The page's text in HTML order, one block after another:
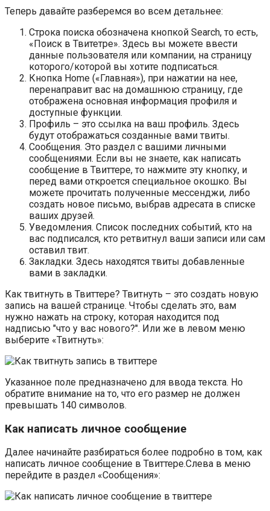
Теперь давайте разберемся во всем детальнее:
Строка поиска обозначена кнопкой Search, то есть,
«Поиск в Твитетре». Здесь вы можете ввести
данные пользователя или компании, на страницу
которого/которой вы хотите подписаться.
Кнопка Home («Главная»), при нажатии на нее,
перенаправит вас на домашнюю страницу, где
отображена основная информация профиля и
доступные функции.
Профиль – это ссылка на ваш профиль. Здесь
будут отображаться созданные вами твиты.
Сообщения. Это раздел с вашими личными
сообщениями. Если вы не знаете, как написать
сообщение в Твиттере, то нажмите эту кнопку, и
перед вами откроется специальное окошко. Вы
можете прочитать полученные мессенджи, либо
создать новое письмо, выбрав адресата в списке
ваших друзей.
Уведомления. Список последних событий, кто на
вас подписался, кто ретвитнул ваши записи или сам
оставил твит.
Закладки. Здесь находятся твиты добавленные
вами в закладки.
Как твитнуть в Твиттере? Твитнуть – это создать новую
запись на вашей странице. Чтобы сделать это, вам
нужно нажать на строку, которая находится под
надписью "что у вас нового?". Или же в левом меню
выберите «Твитнуть»:
Указанное поле предназначено для ввода текста. Но
обратите внимание на то, что его размер не должен
превышать 140 символов.
Как написать личное сообщение
Далее начинайте разбираться более подробно в том, как
написать личное сообщение в Твиттере.Слева в меню
перейдите в раздел «Сообщения»: